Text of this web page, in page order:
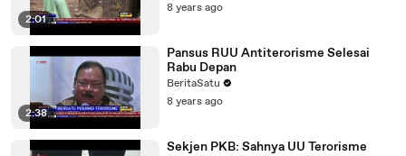
2:01
8 years ago
2:38
Pansus RUU Antiterorisme Selesai
Rabu Depan
BeritaSatu
8 years ago
Sekjen PKB: Sahnya UU Terorisme